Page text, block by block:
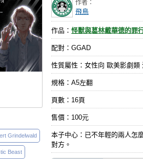
Grindelwald
Beast
作者：
飛鳥
作品： 怪獸與葛林戴華德的罪
配對：GGAD
性質屬性：女性向 歐美影劇類
規格：A5左翻
頁數：16頁
售價：100元
本子中心：已不年輕的兩人怎
對方。